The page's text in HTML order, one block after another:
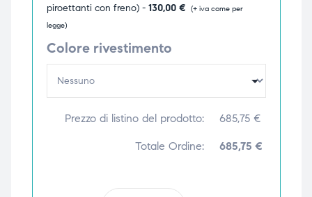
piroettanti con freno) - 130,00 € (+ iva come per
legge)
Colore rivestimento
Prezzo di listino del prodotto: 685,75 €
Totale Ordine: 685,75 €